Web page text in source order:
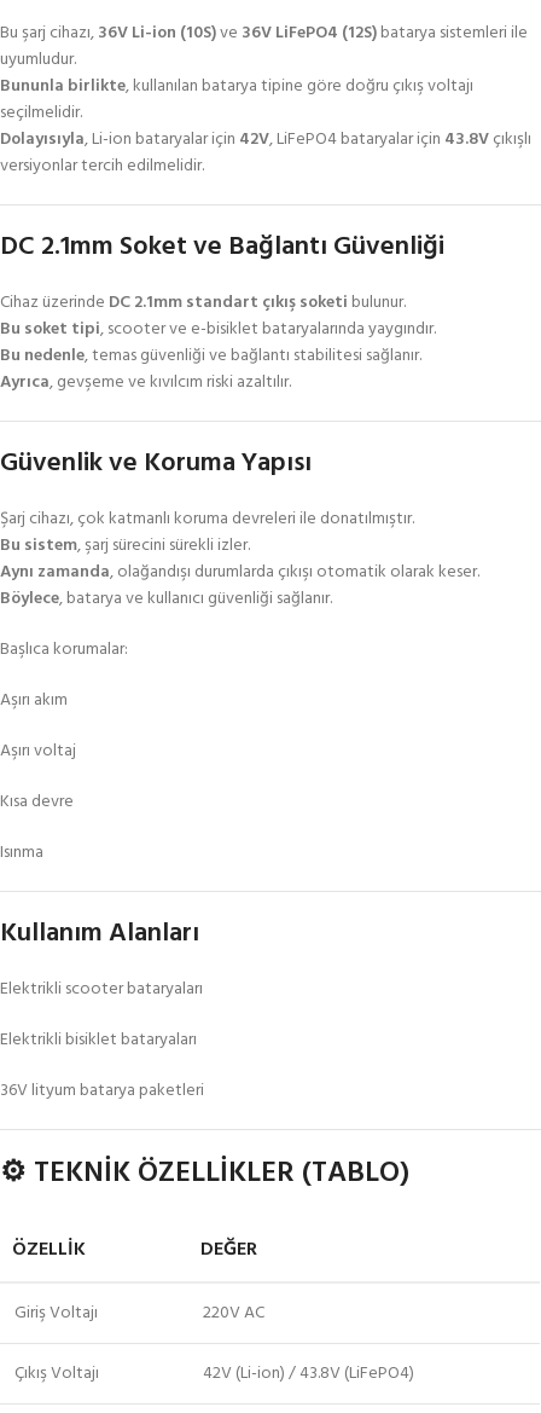
Bu şarj cihazı,36V Li-ion (10S)ve 36V LiFePO4 (12S)batarya sistemleri ile
uyumludur.
Bununla birlikte, kullanılan batarya tipine göre doğru çıkış voltajı
seçilmelidir.
Dolayısıyla, Li-ion bataryalar için 42V, LiFePO4 bataryalar için 43.8Vçıkışlı
versiyonlar tercih edilmelidir.
DC 2.1mm Soket ve Bağlantı Güvenliği
Cihaz üzerinde DC 2.1mm standart çıkış soketi bulunur.
Bu soket tipi, scooter ve e-bisiklet bataryalarında yaygındır.
Bu nedenle, temas güvenliği ve bağlantı stabilitesi sağlanır.
Ayrıca, gevşeme ve kıvılcım riski azaltılır.
Güvenlik ve Koruma Yapısı
Şarj cihazı, çok katmanlı koruma devreleri ile donatılmıştır.
Bu sistem, şarj sürecini sürekli izler.
Aynı zamanda, olağandışı durumlarda çıkışı otomatik olarak keser.
Böylece, batarya ve kullanıcı güvenliği sağlanır.
Başlıca korumalar:
Aşırı akım
Aşırı voltaj
Kısa devre
Isınma
Kullanım Alanları
Elektrikli scooter bataryaları
Elektrikli bisiklet bataryaları
36V lityum batarya paketleri
⚙️ TEKNİK ÖZELLİKLER (TABLO)
ÖZELLIK DEĞER
Giriş Voltajı 220V AC
Çıkış Voltajı 42V (Li-ion) / 43.8V (LiFePO4)